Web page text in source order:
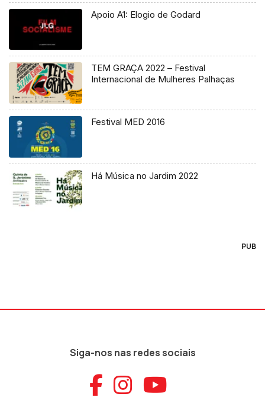
Apoio A1: Elogio de Godard
TEM GRAÇA 2022 – Festival
Internacional de Mulheres Palhaças
Festival MED 2016
Há Música no Jardim 2022
PUB
Siga-nos nas redes sociais
Aceder ao
Aceder ao
Aceder